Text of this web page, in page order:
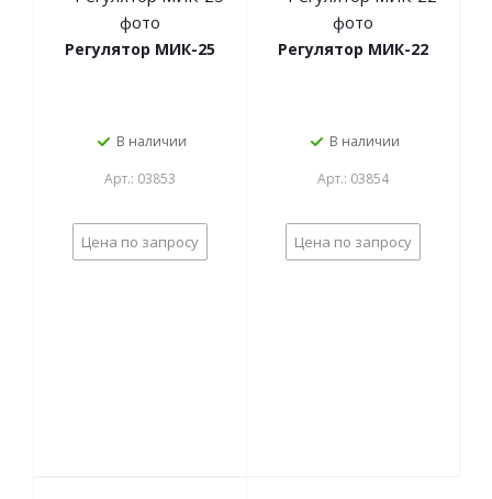
Регулятор МИК-25
В наличии
Арт.: 03853
Цена по запросу
Регулятор МИК-22
В наличии
Арт.: 03854
Цена по запросу